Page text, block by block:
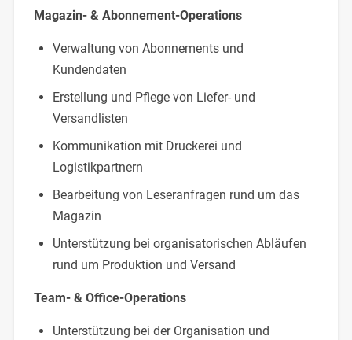
Magazin- & Abonnement-Operations
Verwaltung von Abonnements und
Kundendaten
Erstellung und Pflege von Liefer- und
Versandlisten
Kommunikation mit Druckerei und
Logistikpartnern
Bearbeitung von Leseranfragen rund um das
Magazin
Unterstützung bei organisatorischen Abläufen
rund um Produktion und Versand
Team- & Office-Operations
Unterstützung bei der Organisation und